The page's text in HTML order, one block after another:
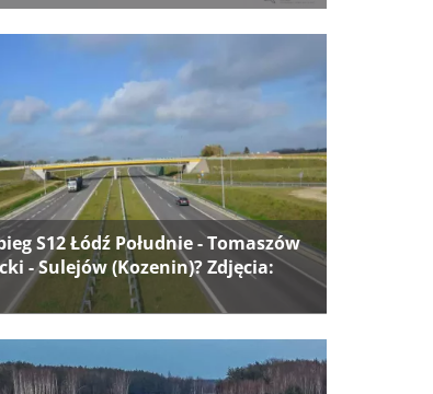
S12 Łódź Południe - Tomaszów
- Sulejów (Kozenin)? Zdjęcia: